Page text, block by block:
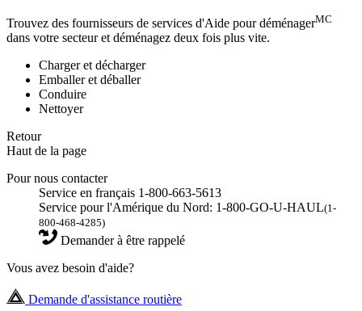
Trouvez des fournisseurs de services d'Aide pour déménagerMC
dans votre secteur et déménagez deux fois plus vite.
Charger et décharger
Emballer et déballer
Conduire
Nettoyer
Retour
Haut de la page
Pour nous contacter
Service en français 1-800-663-5613
Service pour l'Amérique du Nord: 1-800-GO-U-HAUL(1-
800-468-4285)
Demander à être rappelé
Vous avez besoin d'aide?
Demande d'assistance routière